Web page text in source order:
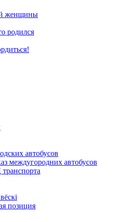
женщины
родился
автобусов
междугородних автобусов
позиция